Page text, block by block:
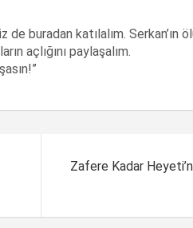
de buradan katılalım. Serkan’ın
açlığını paylaşalım.
Zafere Kadar